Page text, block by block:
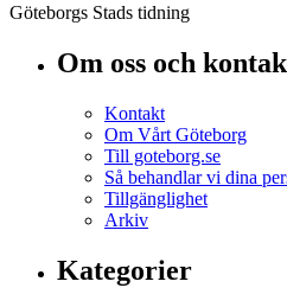
Göteborgs Stads tidning
Om oss och
Kontakt
Om Vårt Göteborg
Till goteborg.se
Så behandlar vi dina
Tillgänglighet
Arkiv
Kategorier